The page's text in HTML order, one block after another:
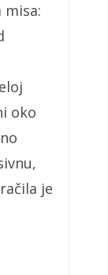
misa:
oko
je